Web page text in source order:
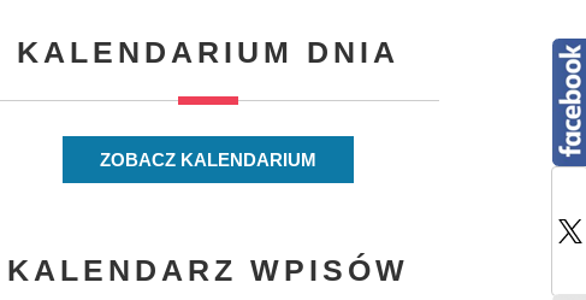
KALENDARIUM DNIA
ZOBACZ KALENDARIUM
KALENDARZ WPISÓW